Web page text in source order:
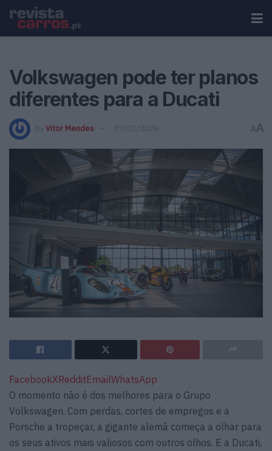
Volkswagen pode ter planos
diferentes para a Ducati
by Vitor Mendes 07/07/2026 AA
FacebookXRedditEmailWhatsApp
O momento não é dos melhores para o Grupo
Volkswagen. Com perdas, cortes de empregos e a
Porsche a tropeçar, a gigante alemã começa a olhar para
os seus ativos mais valiosos com outros olhos. E a Ducati,